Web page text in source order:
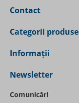
Contact
Categorii produse
Informații
Newsletter
Comunicări